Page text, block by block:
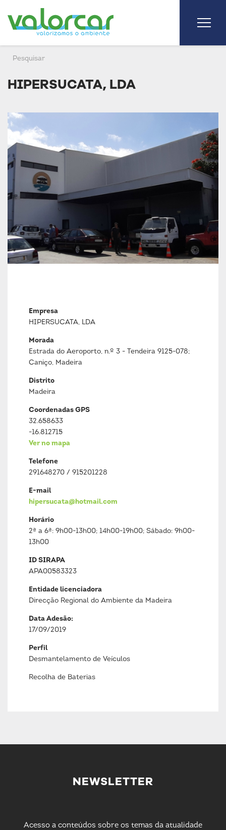
HIPERSUCATA, LDA
Empresa
HIPERSUCATA, LDA
Morada
Estrada do Aeroporto, n.º 3 - Tendeira 9125-078;
Caniço, Madeira
Distrito
Madeira
Coordenadas GPS
32.658633
-16.812715
Ver no mapa
Telefone
291648270 / 915201228
E-mail
hipersucata@hotmail.com
Horário
2ª a 6ª: 9h00-13h00; 14h00-19h00; Sábado: 9h00-
13h00
ID SIRAPA
APA00583323
Entidade licenciadora
Direcção Regional do Ambiente da Madeira
Data Adesão:
17/09/2019
Perfil
Desmantelamento de Veículos
Recolha de Baterias
NEWSLETTER
Acesso a conteúdos sobre os temas da atualidade